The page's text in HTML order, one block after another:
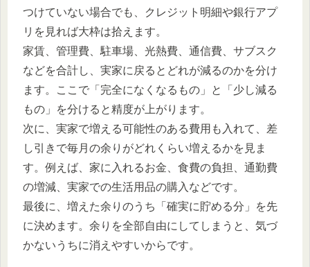
つけていない場合でも、クレジット明細や銀行アプ
リを見れば大枠は拾えます。
家賃、管理費、駐車場、光熱費、通信費、サブスク
などを合計し、実家に戻るとどれが減るのかを分け
ます。ここで「完全になくなるもの」と「少し減る
もの」を分けると精度が上がります。
次に、実家で増える可能性のある費用も入れて、差
し引きで毎月の余りがどれくらい増えるかを見ま
す。例えば、家に入れるお金、食費の負担、通勤費
の増減、実家での生活用品の購入などです。
最後に、増えた余りのうち「確実に貯める分」を先
に決めます。余りを全部自由にしてしまうと、気づ
かないうちに消えやすいからです。